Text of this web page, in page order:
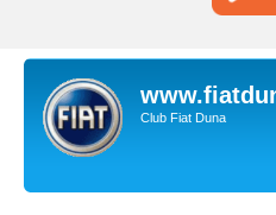
Club Fiat Duna